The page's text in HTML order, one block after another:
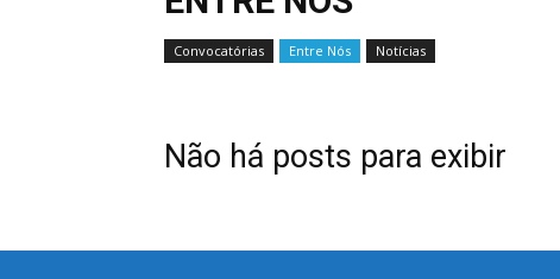
Convocatórias Entre Nós Notícias
Não há posts para exibir